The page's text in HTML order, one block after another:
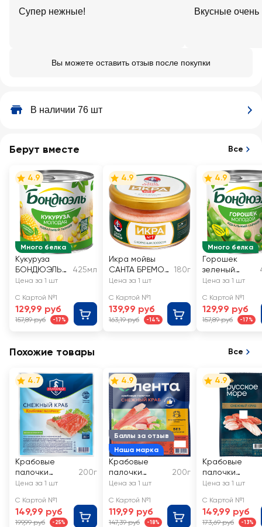
Супер нежные! Вкусные очень
Вы можете оставить отзыв после покупки
В наличии 76 шт
Берут вместе Все
Много белка
4.9
Кукуруза
БОНДЮЭЛЬ
молодая
425мл
Цена за 1 шт
С Картой №1
129,99 руб
157,89 руб -17%
4.9
Икра мойвы
САНТА БРЕМОР
Икра №1,
с копченым
лососем
180г
Цена за 1 шт
С Картой №1
139,99 руб
163,19 руб -14%
Много белка
4.9
Горошек
зеленый
БОНДЮЭЛЬ
Цена за 1 шт
С Картой №1
129,99 руб
157,89 руб -17%
Похожие товары Все
4.7
Крабовые
палочки
МИРАМАР
200г
Цена за 1 шт
С Картой №1
149,99 руб
199,99 руб -25%
Баллы за отзыв
Наша марка
4.9
Крабовые
палочки
охлажденные
Снежный краб
(имитация)
200г
Цена за 1 шт
С Картой №1
119,99 руб
147,39 руб -18%
4.9
Крабовые
палочки
РУССКОЕ
Снежный краб,
имитация
Цена за 1 шт
С Картой №1
149,99 руб
173,69 руб -13%